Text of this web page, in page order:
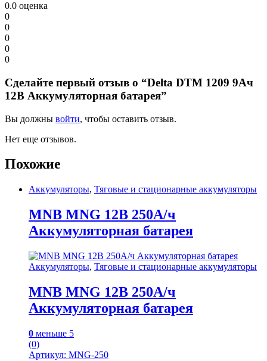
0.0 оценка
0
0
0
0
0
Сделайте первый отзыв о “Delta DTM 1209 9Ач
12В Аккумуляторная батарея”
Вы должны войти, чтобы оставить отзыв.
Нет еще отзывов.
Похожие
Аккумуляторы, Тяговые и стационарные аккумуляторы
MNB MNG 12В 250А/ч
Аккумуляторная батарея
Аккумуляторы, Тяговые и стационарные аккумуляторы
MNB MNG 12В 250А/ч
Аккумуляторная батарея
0 меньше 5
(0)
Артикул: MNG-250